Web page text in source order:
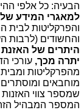
הבעיה: כל אלפי
למאגרי המידע
והפרקליטות לבית
והחשודים (לרבות
יתרה מכך, עורכי
מהפרקליטות
מוחבאים
שמספר צווי
המספר המבהיל